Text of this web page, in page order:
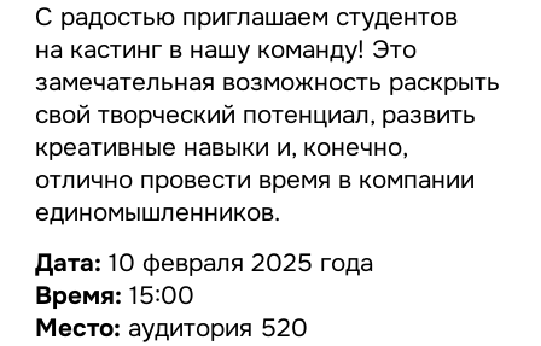
С радостью приглашаем студентов
на кастинг в нашу команду! Это
замечательная возможность раскрыть
свой творческий потенциал, развить
креативные навыки и, конечно,
отлично провести время в компании
единомышленников.
Дата: 10 февраля 2025 года
Время: 15:00
Место: аудитория 520